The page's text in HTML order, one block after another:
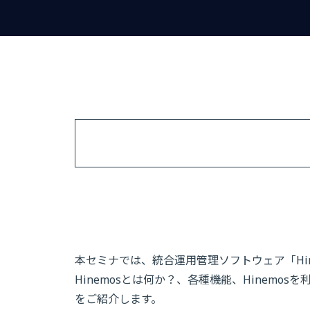
本セミナでは、統合運用管理ソフトウェア「
Hinemosとは何か？、各種機能、Hinemosを
をご紹介します。